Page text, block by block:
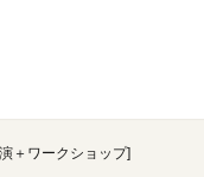
＋ワークショップ]